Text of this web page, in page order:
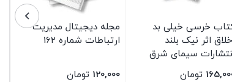
خرسی خیلی بد
اثر نیک بلند
سیمای شرق
تومان
مجله دیجیتال مدیریت
ارتباطات شماره 162
120,000 تومان